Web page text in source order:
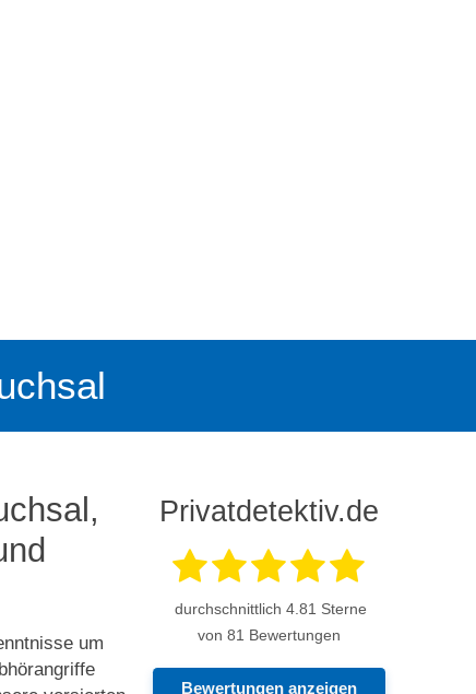
um
Privatdetektiv.de
durchschnittlich4.81 Sterne
von 81 Bewertungen
Bewertungen anzeigen